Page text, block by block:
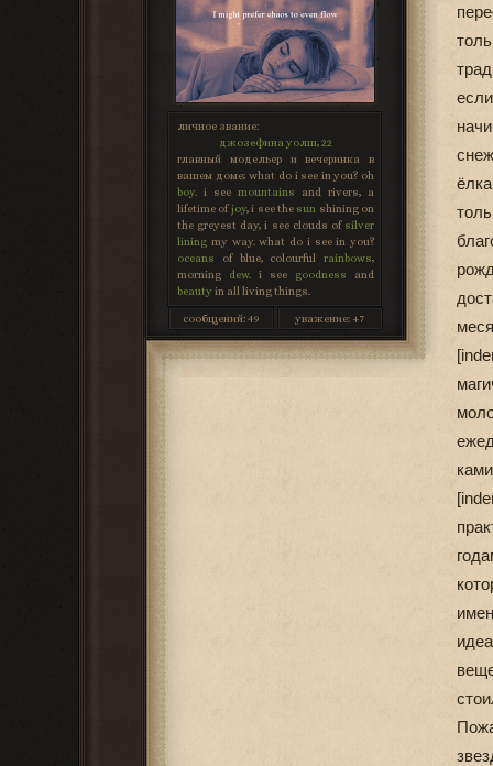
личное звание:
джозефина уолш, 22
главный модельер и вечеринка в
вашем доме; what do i see in you? oh
boy . i see mountains and rivers, a
lifetime ofjoy, i see the sun shining on
the greyest day, i see clouds of silver
lining my way. what do i see in you?
oceans of blue, colourful rainbows,
morning dew. i see goodness and
beauty in all living things.
сообщений:49 уважение: +7